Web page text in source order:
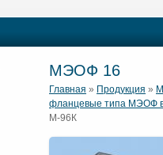
МЭОФ 16
Главная » Продукция »
фланцевые типа МЭОФ
М-96К